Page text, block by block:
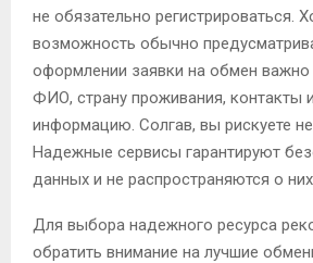
не обязательно регистрироваться.
возможность обычно
оформлении заявки на обмен важно
ФИО, страну проживания, контакты
информацию. Солгав, вы рискуете
Надежные сервисы гарантируют
данных и не распространяются о
Для выбора надежного ресурса
обратить внимание на лучшие